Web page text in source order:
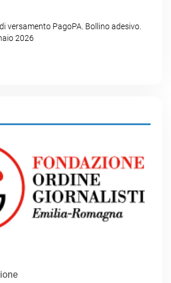
versamento PagoPA. Bollino adesivo.
2026